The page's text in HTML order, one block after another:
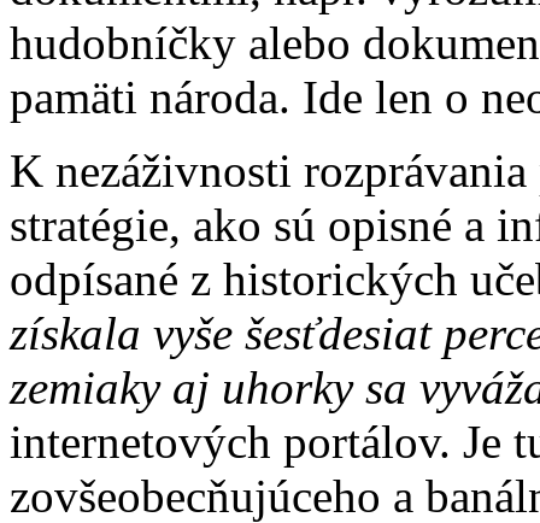
hudobníčky alebo
pamäti národa. Ide len o
K nezáživnosti
stratégie, ako sú opisné a
odpísané z historických
získala vyše šesťdesiat
zemiaky aj uhorky sa
internetových portálov. Je
zovšeobecňujúceho a